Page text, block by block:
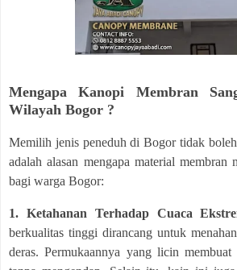
Mengapa Kanopi Membran
Wilayah Bogor ?
Memilih jenis peneduh di Bogor tidak
adalah alasan mengapa material
bagi warga Bogor:
1. Ketahanan Terhadap Cuaca
berkualitas tinggi dirancang untuk
deras. Permukaannya yang licin